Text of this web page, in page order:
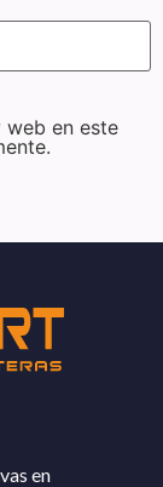
web en este
en